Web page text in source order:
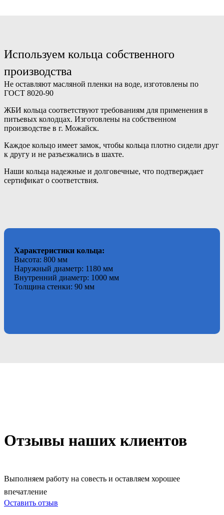
Используем кольца собственного
производства
Не оставляют масляной пленки на воде, изготовлены по
ГОСТ 8020-90
ЖБИ кольца соответствуют требованиям для применения в
питьевых колодцах. Изготовлены на собственном
производстве в г. Можайск.
Каждое кольцо имеет замок, чтобы кольца плотно сидели друг
к другу и не разъезжались в шахте.
Наши кольца надежные и долговечные, что подтверждает
сертификат о соответствия.
Характеристики кольца:
Высота: 800 мм
Наружный диаметр: 1180 мм
Внутренний диаметр: 1000 мм
Толщина стенки: 90 мм
Отзывы наших клиентов
Выполняем работу на совесть и оставляем хорошее
впечатление
Оставить отзыв